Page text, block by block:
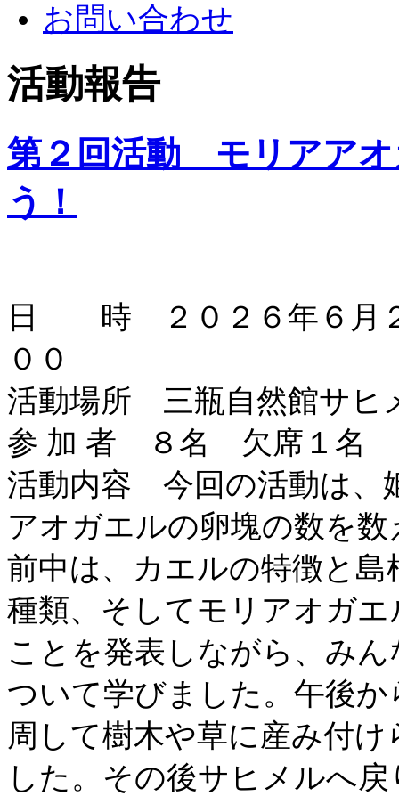
お問い合わせ
活動報告
第２回活動 モリアアオ
う！
日 時 ２０２６年６月２
００
活動場所 三瓶自然館サヒ
参 加 者 ８名 欠席１名
活動内容 今回の活動は、
アオガエルの卵塊の数を
前中は、カエルの特徴と
種類、そしてモリアオガ
ことを発表しながら、み
ついて学びました。午後
周して樹木や草に産み付
した。その後サヒメルへ